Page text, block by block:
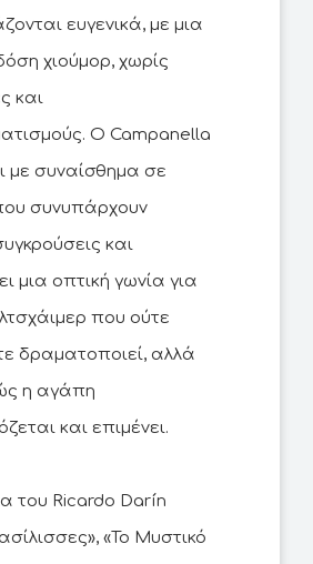
ευγενικά, με μια
χιούμορ, χωρίς
και
Ο Campanella
με συναίσθημα σε
συνυπάρχουν
και
μια οπτική γωνία για
που ούτε
δραματοποιεί, αλλά
η αγάπη
και επιμένει.
του Ricardo Darín
«Το Μυστικό